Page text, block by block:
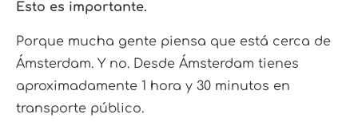
Esto es importante.
Porque mucha gente piensa que está cerca de
Ámsterdam. Y no. Desde Ámsterdam tienes
aproximadamente 1 hora y 30 minutos en
transporte público.